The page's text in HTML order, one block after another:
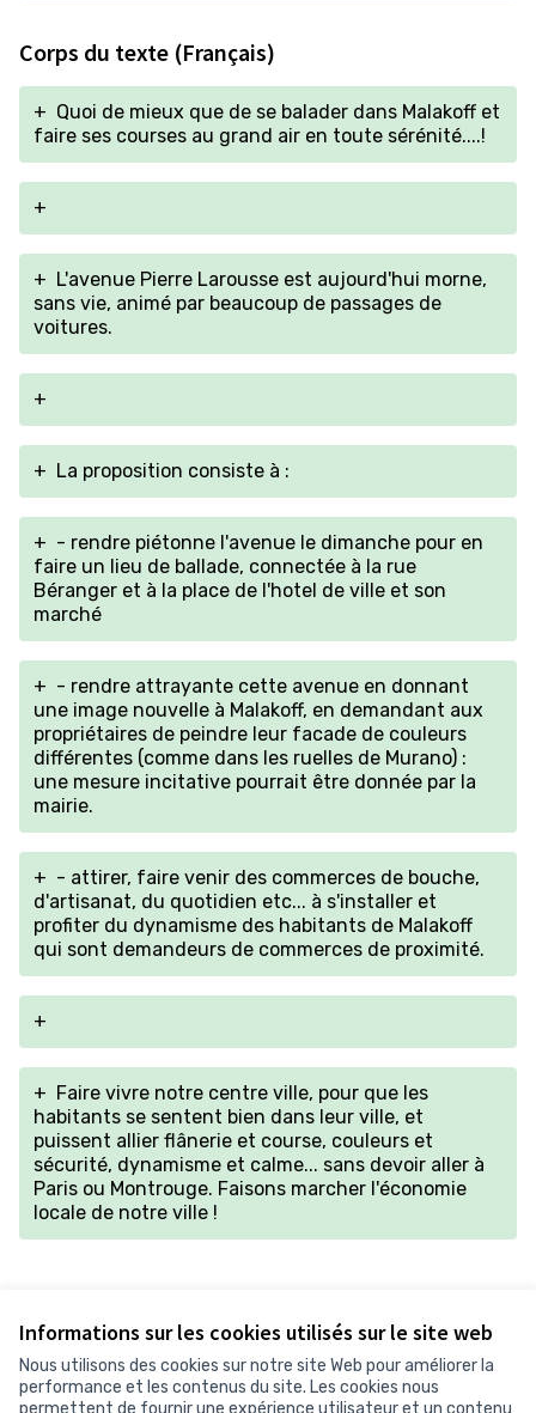
Informations sur les cookies utilisés sur le site web
Nous utilisons des cookies sur notre site Web pour améliorer la
performance et les contenus du site. Les cookies nous
permettent de fournir une expérience utilisateur et un contenu
Corps du texte (Français)
+ Quoi de mieux que de se balader dans Malakoff et
faire ses courses au grand air en toute sérénité....!
+
+ L'avenue Pierre Larousse est aujourd'hui morne,
sans vie, animé par beaucoup de passages de
voitures.
+
+ La proposition consiste à :
+ - rendre piétonne l'avenue le dimanche pour en
faire un lieu de ballade, connectée à la rue
Béranger et à la place de l'hotel de ville et son
marché
+ - rendre attrayante cette avenue en donnant
une image nouvelle à Malakoff, en demandant aux
propriétaires de peindre leur facade de couleurs
différentes (comme dans les ruelles de Murano) :
une mesure incitative pourrait être donnée par la
mairie.
+ - attirer, faire venir des commerces de bouche,
d'artisanat, du quotidien etc... à s'installer et
profiter du dynamisme des habitants de Malakoff
qui sont demandeurs de commerces de proximité.
+
+ Faire vivre notre centre ville, pour que les
habitants se sentent bien dans leur ville, et
puissent allier flânerie et course, couleurs et
sécurité, dynamisme et calme... sans devoir aller à
Paris ou Montrouge. Faisons marcher l'économie
locale de notre ville !
Version 1 de 1
Conditions d'utilisation